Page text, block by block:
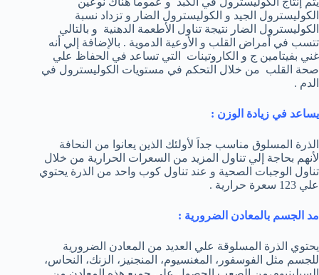
الكوليسترول الجيد و الكوليسترول الضار و تزداد نسبة
الكوليسترول الضار نتيجة تناول الأطعمة الدهنية و بالتالي
تتسب في أمراض القلب و الأوعية الدموية . بالإضافة إلي أنه
غني بفيتامين ج و الكاروتينات التي تساعد في الحفاظ علي
صحة القلب من خلال التحكم في مستويات الكوليسترول في
الدم .
يساعد في زيادة الوزن :
الذرة المسلوق مناسب جداَ لأولئك الذين يعانوا من النحافة
لأنهم بحاجة إلي تناول المزيد من السعرات الحرارية من خلال
تناول الوجبات الصحية و عند تناول كوب واحد من الذرة يحتوي
علي 123 سعرة حرارية .
مد الجسم بالمعادن الضرورية :
يحتوي الذرة المسلوقة علي العديد من المعادن الضرورية
للجسم مثل الفوسفور، المغنسيوم، المنجنيز، الزنك، النحاس،